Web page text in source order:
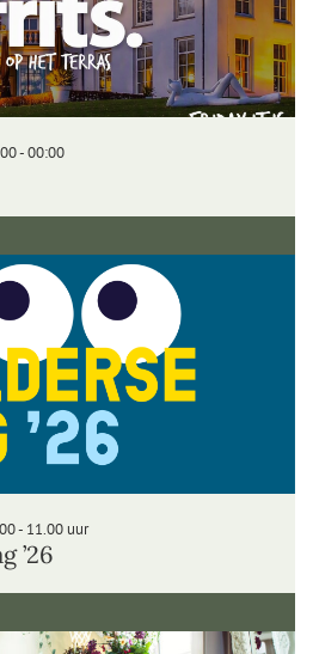
- 00:00
- 11.00 uur
’26